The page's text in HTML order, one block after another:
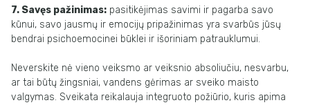
7. Savęs pažinimas: pasitikėjimas savimi ir pagarba savo
kūnui, savo jausmų ir emocijų pripažinimas yra svarbūs jūsų
bendrai psichoemocinei būklei ir išoriniam patrauklumui.
Neverskite nė vieno veiksmo ar veiksnio absoliučiu, nesvarbu,
ar tai būtų žingsniai, vandens gėrimas ar sveiko maisto
valgymas. Sveikata reikalauja integruoto požiūrio, kuris apima